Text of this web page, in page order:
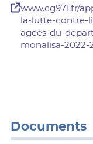
www.cg971.fr/
la-lutte-contre-
agees-du-
monalisa-2022-
Documents